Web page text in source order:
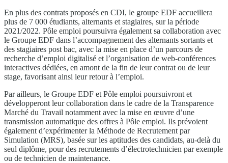
En plus des contrats proposés en CDI, le groupe EDF accueillera
plus de 7 000 étudiants, alternants et stagiaires, sur la période
2021/2022. Pôle emploi poursuivra également sa collaboration avec
le Groupe EDF dans l’accompagnement des alternants sortants et
des stagiaires post bac, avec la mise en place d’un parcours de
recherche d’emploi digitalisé et l’organisation de web-conférences
interactives dédiées, en amont de la fin de leur contrat ou de leur
stage, favorisant ainsi leur retour à l’emploi.
Par ailleurs, le Groupe EDF et Pôle emploi poursuivront et
développeront leur collaboration dans le cadre de la Transparence
Marché du Travail notamment avec la mise en œuvre d’une
transmission automatique des offres à Pôle emploi. Ils prévoient
également d’expérimenter la Méthode de Recrutement par
Simulation (MRS), basée sur les aptitudes des candidats, au-delà du
seul diplôme, pour des recrutements d’électrotechnicien par exemple
ou de technicien de maintenance.